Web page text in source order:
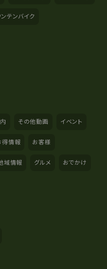
テンバイク
その他動画 イベント
得情報 お客様
域情報 グルメ おでかけ